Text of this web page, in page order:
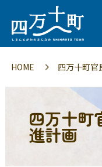
HOME 四万十町官
四万十町
進計画